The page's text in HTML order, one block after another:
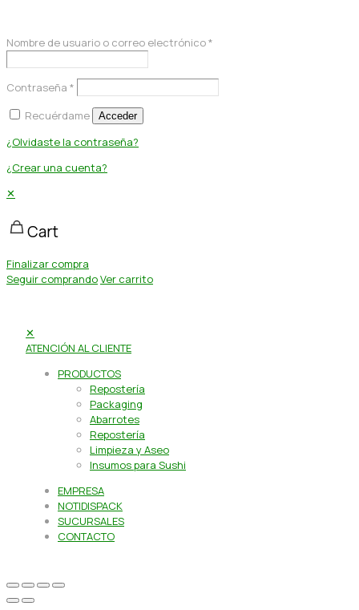
Nombre de usuario o correo electrónico*
Contraseña *
Recuérdame
Acceder
¿Olvidaste la contraseña?
¿Crear una cuenta?
✕
Cart
Finalizar compra
Seguir comprandoVer carrito
✕
ATENCIÓN AL CLIENTE
PRODUCTOS
Repostería
Packaging
Abarrotes
Repostería
Limpieza y Aseo
Insumos para Sushi
EMPRESA
NOTIDISPACK
SUCURSALES
CONTACTO